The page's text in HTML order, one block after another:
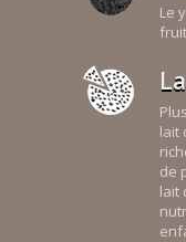
Le
lait
de
lait